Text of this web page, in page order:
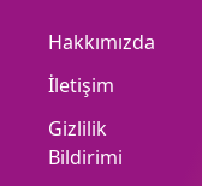
Hakkımızda
İletişim
Gizlilik
Bildirimi